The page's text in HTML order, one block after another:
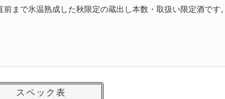
まで氷温熟成した秋限定の蔵出し本数・取扱い限定酒です。
スペック表